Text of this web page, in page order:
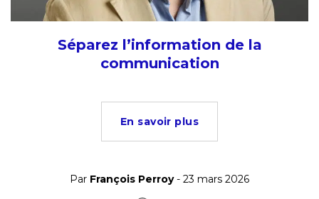
Séparez l’information de la
communication
En savoir plus
Par François Perroy- 23 mars 2026